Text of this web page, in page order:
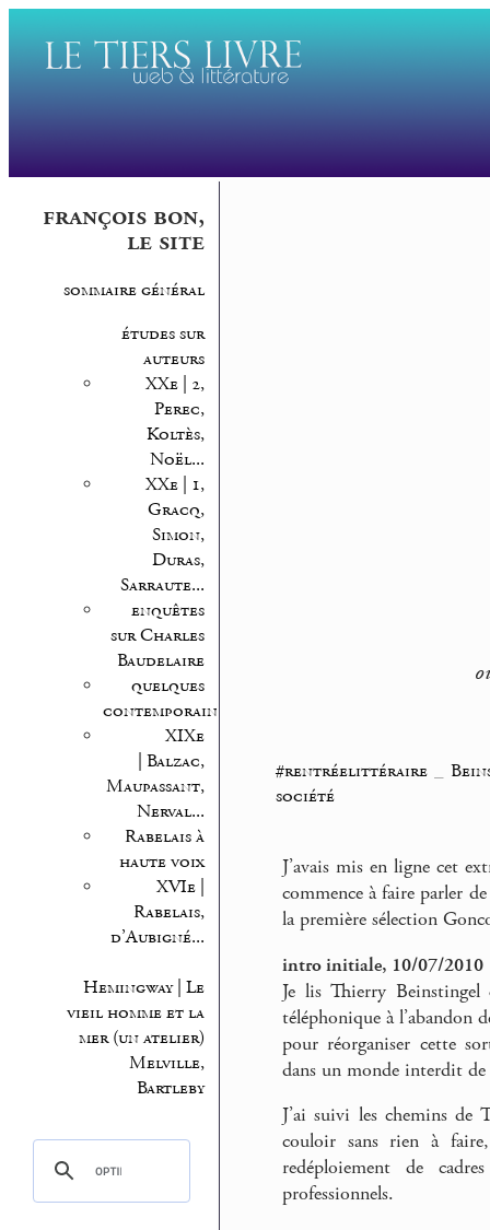
françois bon,
le site
sommaire général
études sur
auteurs
XXe | 2,
Perec,
Koltès,
Noël...
XXe | 1,
Gracq,
Simon,
Duras,
Sarraute...
enquêtes
sur Charles
Baudelaire
quelques
contemporains
XIXe
| Balzac,
Maupassant,
Nerval...
Rabelais à
haute voix
XVIe |
Rabelais,
d’Aubigné...
Hemingway | Le
vieil homme et la
mer (un atelier)
Melville,
Bartleby
#rentréelittéraire_
société
J’avais mis en ligne cet
commence à faire parler
la première sélection
intro initiale, 10/07/2010
Je lis Thierry Beinstingel
téléphonique à l’abandon
pour réorganiser cette
dans un monde interdit de
J’ai suivi les chemins de
couloir sans rien à
redéploiement de
professionnels.